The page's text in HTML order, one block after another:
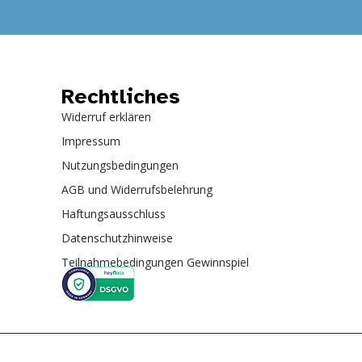
Rechtliches
Widerruf erklären
Impressum
Nutzungsbedingungen
AGB und Widerrufsbelehrung
Haftungsausschluss
Datenschutzhinweise
Teilnahmebedingungen Gewinnspiel